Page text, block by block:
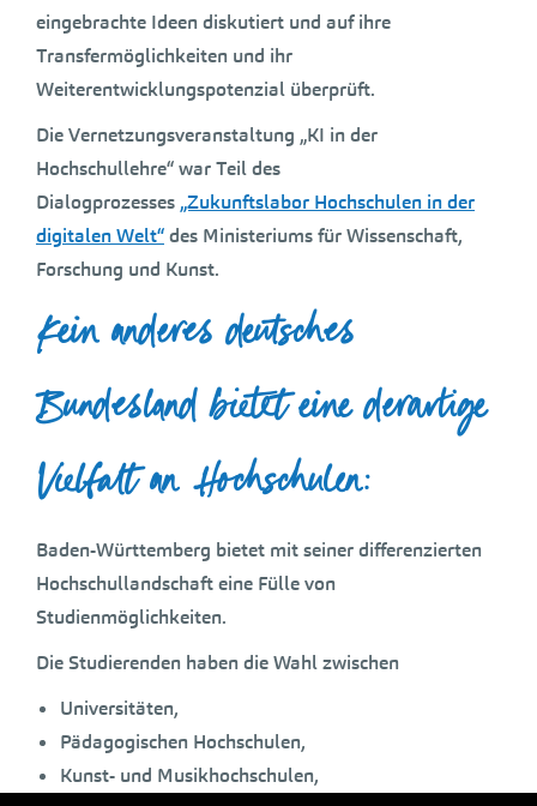
eingebrachte Ideen diskutiert und auf ihre
Transfermöglichkeiten und ihr
Weiterentwicklungspotenzial überprüft.
Die Vernetzungsveranstaltung „KI in der
Hochschullehre“ war Teil des
Dialogprozesses „Zukunftslabor Hochschulen in der
digitalen Welt“des Ministeriums für Wissenschaft,
Forschung und Kunst.
Kein anderes deutsches
Bundesland bietet eine derartige
Vielfalt an Hochschulen:
Baden-Württemberg bietet mit seiner differenzierten
Hochschullandschaft eine Fülle von
Studienmöglichkeiten.
Die Studierenden haben die Wahl zwischen
Universitäten,
Pädagogischen Hochschulen,
Kunst- und Musikhochschulen,